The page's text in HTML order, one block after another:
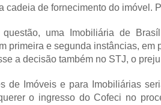
cadeia de fornecimento do imóvel.
uma Imobiliária de
primeira e segunda instâncias,
a decisão também no STJ, o
de Imóveis e para Imobiliárias
o ingresso do Cofeci no